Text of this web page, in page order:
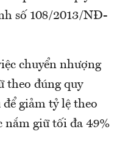
số 108/2013/NĐ-
chuyển nhượng
theo đúng quy
giảm tỷ lệ theo
nắm giữ tối đa 49%